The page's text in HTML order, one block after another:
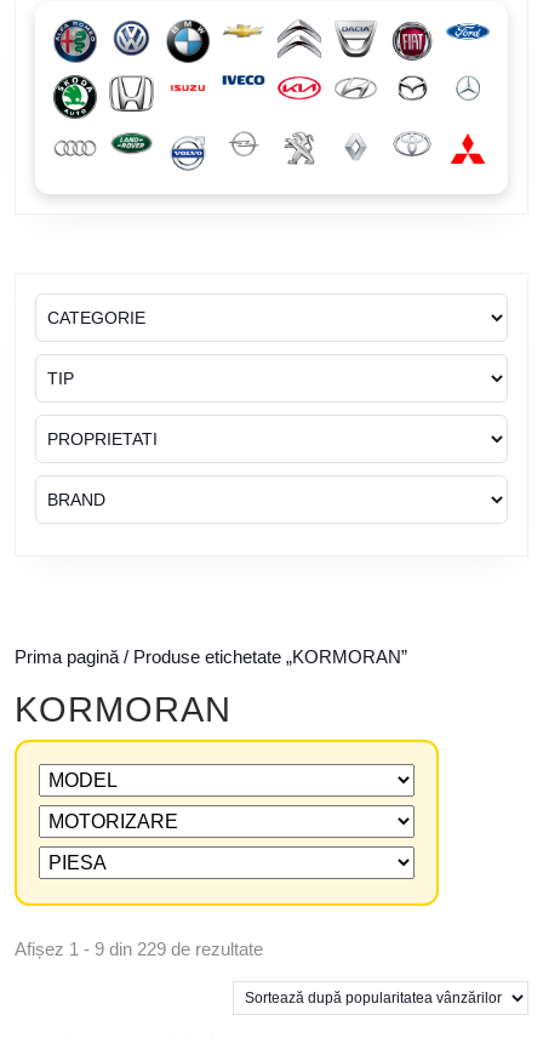
Prima pagină / Produse etichetate „KORMORAN”
KORMORAN
Afișez 1 - 9 din 229 de rezultate